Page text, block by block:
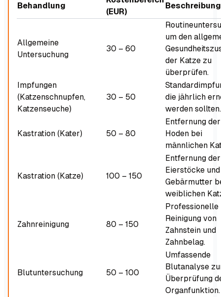
Behandlung
(EUR)
Beschreibung
Allgemeine
Untersuchung
30 – 60
um den
der Katze zu
überprüfen.
Impfungen
(Katzenschnupfen,
Katzenseuche)
30 – 50
die jährlich
werden sollten.
Kastration (Kater) 50 – 80
Entfernung der
Hoden bei
männlichen
Kastration (Katze) 100 – 150
Entfernung der
Eierstöcke und
Gebärmutter
weiblichen
Zahnreinigung 80 – 150
Professionelle
Reinigung von
Zahnstein und
Zahnbelag.
Blutuntersuchung 50 – 100
Umfassende
Blutanalyse
Überprüfung
Organfunktion.